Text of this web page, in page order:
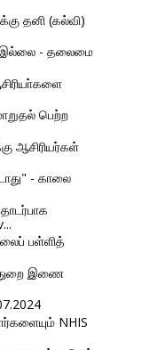
தனி (கல்வி)
இல்லை - தலைமை
பெற்ற
ஆசிரியர்கள்
- காலை
பள்ளித்
இணை
NHIS